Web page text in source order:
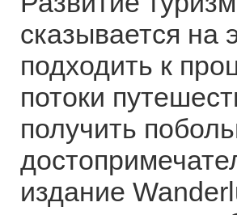
сказывается на
подходить к
потоки
получить
издание